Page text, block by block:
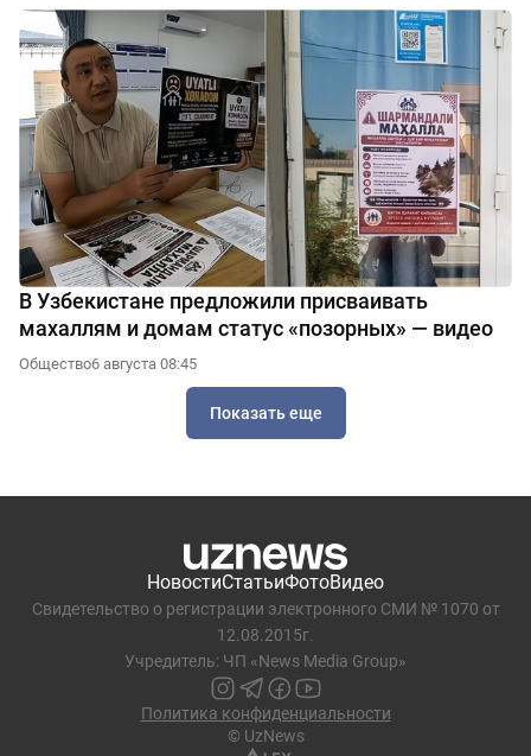
В Узбекистане предложили присваивать
махаллям и домам статус «позорных» — видео
Общество6 августа 08:45
Показать еще
НовостиСтатьиФотоВидео
Свидетельство о регистрации электронного СМИ № 1070 от
12.08.2015г.
Учредитель: ЧП «News Media Group»
Политика конфиденциальности
© UzNews